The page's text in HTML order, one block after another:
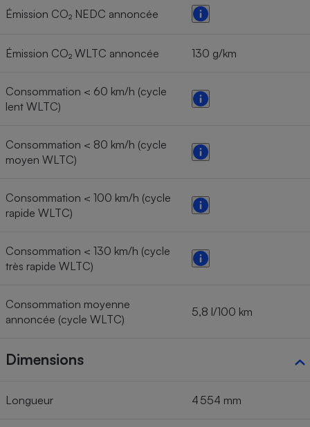
Émission CO₂ NEDC annoncée
Émission CO₂ WLTC annoncée 130 g/km
Consommation < 60 km/h (cycle
lent WLTC)
Consommation < 80 km/h (cycle
moyen WLTC)
Consommation < 100 km/h (cycle
rapide WLTC)
Consommation < 130 km/h (cycle
très rapide WLTC)
Consommation moyenne
annoncée (cycle WLTC)
5,8 l/100 km
Dimensions
Longueur 4 554 mm